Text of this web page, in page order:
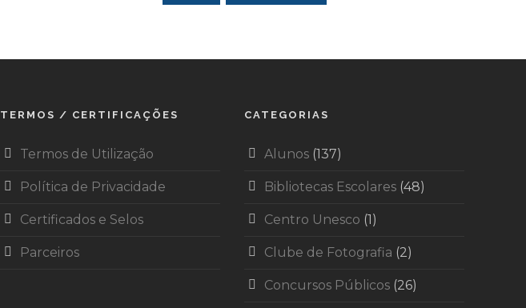
TERMOS / CERTIFICAÇÕES
Termos de Utilização
Política de Privacidade
Certificados e Selos
Parceiros
CATEGORIAS
Alunos (137)
Bibliotecas Escolares (48)
Centro Unesco (1)
Clube de Fotografia (2)
Concursos Públicos (26)